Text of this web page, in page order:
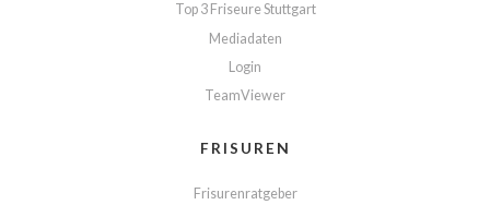
Top 3 Friseure Stuttgart
Mediadaten
Login
TeamViewer
FRISUREN
Frisurenratgeber